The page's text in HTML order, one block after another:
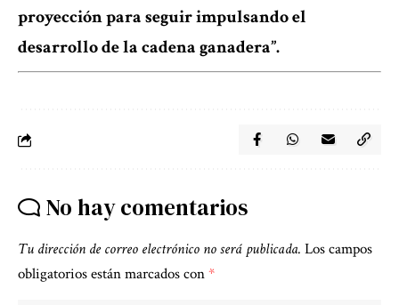
proyección para seguir impulsando el
desarrollo de la cadena ganadera”.
No hay comentarios
Tu dirección de correo electrónico no será publicada. Los campos
obligatorios están marcados con*